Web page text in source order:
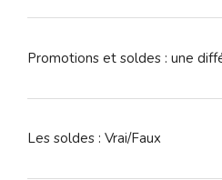
Promotions et soldes : une
Les soldes : Vrai/Faux